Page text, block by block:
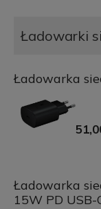
Ładowarki
Ładowarka
Ładowarka
15W PD